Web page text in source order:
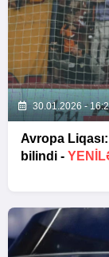
30.01.2026 -
Avropa
bilindi -